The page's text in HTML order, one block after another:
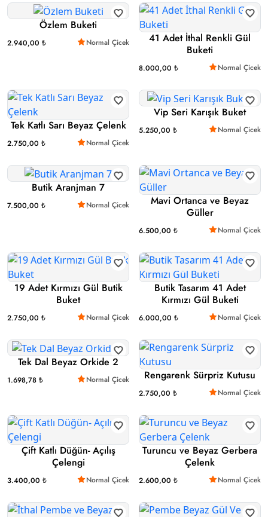
Özlem Buketi
2.940,00 ₺ Normal Çicek
41 Adet İthal Renkli Gül
Buketi
8.000,00 ₺ Normal Çicek
Tek Katlı Sarı Beyaz Çelenk
2.750,00 ₺ Normal Çicek
Vip Seri Karışık Buket
5.250,00 ₺ Normal Çicek
Butik Aranjman 7
7.500,00 ₺ Normal Çicek
Mavi Ortanca ve Beyaz
Güller
6.500,00 ₺ Normal Çicek
19 Adet Kırmızı Gül Butik
Buket
2.750,00 ₺ Normal Çicek
Butik Tasarım 41 Adet
Kırmızı Gül Buketi
6.000,00 ₺ Normal Çicek
Tek Dal Beyaz Orkide 2
1.698,78 ₺ Normal Çicek Rengarenk Sürpriz Kutusu
2.750,00 ₺ Normal Çicek
Çift Katlı Düğün- Açılış
Çelengi
3.400,00 ₺ Normal Çicek
Turuncu ve Beyaz Gerbera
Çelenk
2.600,00 ₺ Normal Çicek